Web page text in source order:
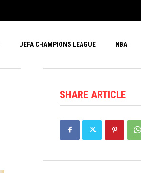
UEFA CHAMPIONS LEAGUE NBA
SHARE ARTICLE